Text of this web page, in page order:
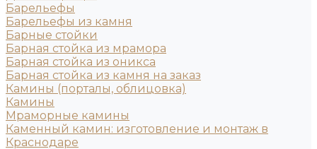
Барельефы
Барельефы из камня
Барные стойки
Барная стойка из мрамора
Барная стойка из оникса
Барная стойка из камня на заказ
Камины (порталы, облицовка)
Камины
Мраморные камины
Каменный камин: изготовление и монтаж в
Краснодаре